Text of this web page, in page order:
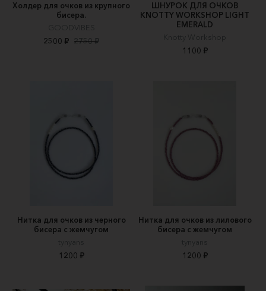
Холдер для очков из крупного
бисера.
GOODVIBES
2500 ₽ 2750 ₽
ШНУРОК ДЛЯ ОЧКОВ
KNOTTY WORKSHOP LIGHT
EMERALD
Knotty Workshop
1100 ₽
Нитка для очков из черного
бисера с жемчугом
tynyans
1200 ₽
Нитка для очков из лилового
бисера с жемчугом
tynyans
1200 ₽